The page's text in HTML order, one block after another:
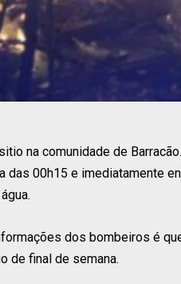
na comunidade de
00h15 e imediatamente
dos bombeiros é
de final de semana.